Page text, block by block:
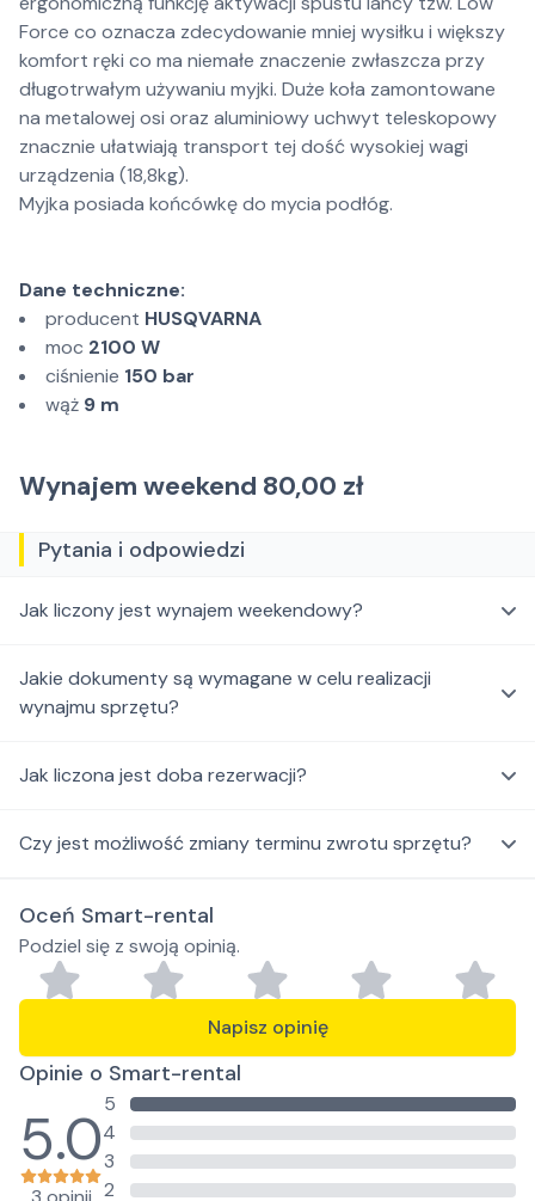
Force co oznacza zdecydowanie mniej wysiłku i większy
komfort ręki co ma niemałe znaczenie zwłaszcza przy
długotrwałym używaniu myjki. Duże koła zamontowane
na metalowej osi oraz aluminiowy uchwyt teleskopowy
znacznie ułatwiają transport tej dość wysokiej wagi
urządzenia (18,8kg).
Myjka posiada końcówkę do mycia podłóg.
Dane techniczne:
producent HUSQVARNA
moc 2100 W
ciśnienie 150 bar
wąż 9 m
Wynajem weekend 80,00 zł
Pytania i odpowiedzi
Jak liczony jest wynajem weekendowy?
Jakie dokumenty są wymagane w celu realizacji
wynajmu sprzętu?
Jak liczona jest doba rezerwacji?
Czy jest możliwość zmiany terminu zwrotu sprzętu?
Oceń Smart-rental
Podziel się z swoją opinią.
Napisz opinię
Opinie o Smart-rental
5.05
4
3
2